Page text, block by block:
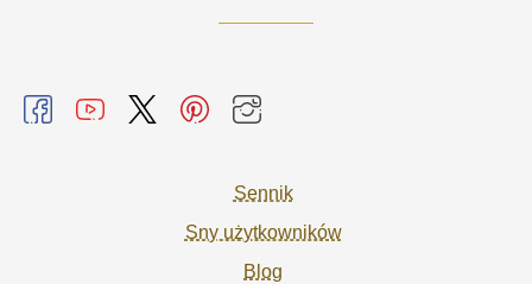
Sennik
Sny użytkowników
Blog